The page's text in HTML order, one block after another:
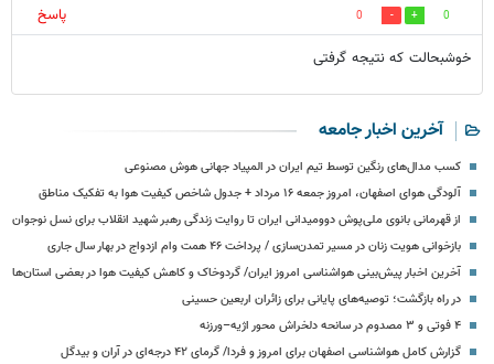
0
0
پاسخ
خوشبحالت که نتیجه گرفتی
آخرین اخبار جامعه
کسب مدال‌های رنگین توسط تیم ایران در المپیاد جهانی هوش مصنوعی
آلودگی هوای اصفهان، امروز جمعه ۱۶ مرداد + جدول شاخص کیفیت هوا به تفکیک مناطق
از قهرمانی بانوی ملی‌پوش دوومیدانی ایران تا روایت زندگی رهبر شهید انقلاب برای نسل نوجوان
بازخوانی هویت زنان در مسیر تمدن‌سازی / پرداخت ۴۶ همت وام ازدواج در بهار سال جاری
آخرین اخبار پیش‌بینی هواشناسی امروز ایران/ گردوخاک و کاهش کیفیت هوا در بعضی استان‌ها
در راه بازگشت؛ توصیه‌های پایانی برای زائران اربعین حسینی
۴ فوتی و ۳ مصدوم در سانحه دلخراش محور اژیه–ورزنه
گزارش کامل هواشناسی اصفهان برای امروز و فردا/ گرمای ۴۲ درجه‌ای در آران و بیدگل